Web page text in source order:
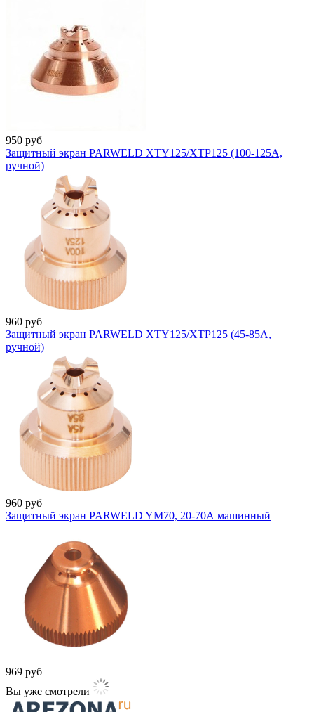
950 руб
Защитный экран PARWELD XTY125/XTP125 (100-125A,
ручной)
960 руб
Защитный экран PARWELD XTY125/XTP125 (45-85A,
ручной)
960 руб
Защитный экран PARWELD YM70, 20-70А машинный
969 руб
Вы уже смотрели